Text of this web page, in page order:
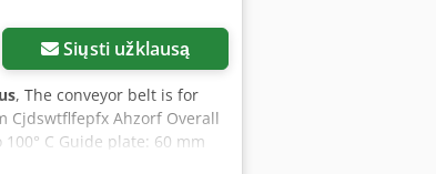
Siųsti užklausą
, The conveyor belt is for
Cjdswtflfepfx Ahzorf Overall
C Guide plate: 60 mm
height adjustable in 30